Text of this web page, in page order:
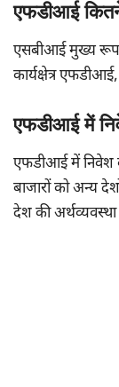
एफडीआई
एसबीआई मुख्य रूप
कार्यक्षेत्र
एफडीआई में
एफडीआई में निवेश
बाजारों को अन्य
देश की